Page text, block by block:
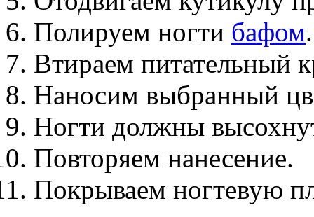
Полируем ногти бафом.
Втираем питательный
Наносим выбранный
Ногти должны
Повторяем нанесение.
Покрываем ногтевую